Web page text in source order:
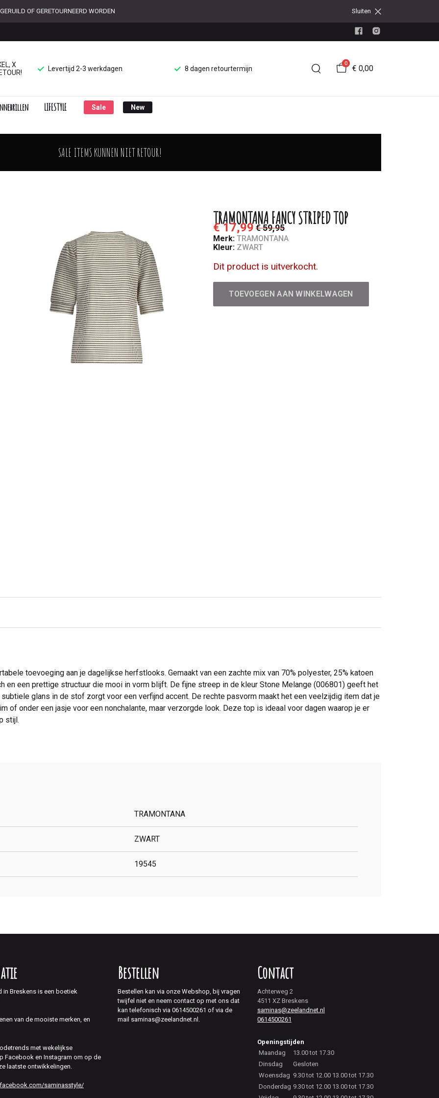
OF GERETOURNEERD WORDEN Sluiten
X
Levertijd 2-3 werkdagen 8 dagen retourtermijn
0
€ 0,00
LIFESTYLE Sale New
SALE ITEMS KUNNEN NIET RETOUR!
TRAMONTANA FANCY STRIPED TOP
€ 17,99 € 59,95
Merk: TRAMONTANA
Kleur: ZWART
Dit product is uitverkocht.
TOEVOEGEN AAN WINKELWAGEN
toevoeging aan je dagelijkse herfstlooks. Gemaakt van een zachte mix van 70% polyester, 25% katoen
en een prettige structuur die mooi in vorm blijft. De fijne streep in de kleur Stone Melange (006801) geeft het
glans in de stof zorgt voor een verfijnd accent. De rechte pasvorm maakt het een veelzijdig item dat je
of onder een jasje voor een nonchalante, maar verzorgde look. Deze top is ideaal voor dagen waarop je er
stijl.
TRAMONTANA
ZWART
19545
in Breskens is een boetiek
van de mooiste merken, en
met wekelijkse
Facebook en Instagram om op de
laatste ontwikkelingen.
saminasstyle/
Bestellen
Bestellen kan via onze Webshop, bij vragen
twijfel niet en neem contact op met ons dat
kan telefonisch via 0614500261 of via de
mail saminas@zeelandnet.nl.
Contact
Achterweg 2
4511 XZ Breskens
saminas@zeelandnet.nl
0614500261
Openingstijden
Maandag
13.00 tot 17.30
Dinsdag
Gesloten
Woensdag 9.30 tot 12.00 13.00 tot 17.30
Donderdag 9.30 tot 12.00 13.00 tot 17.30